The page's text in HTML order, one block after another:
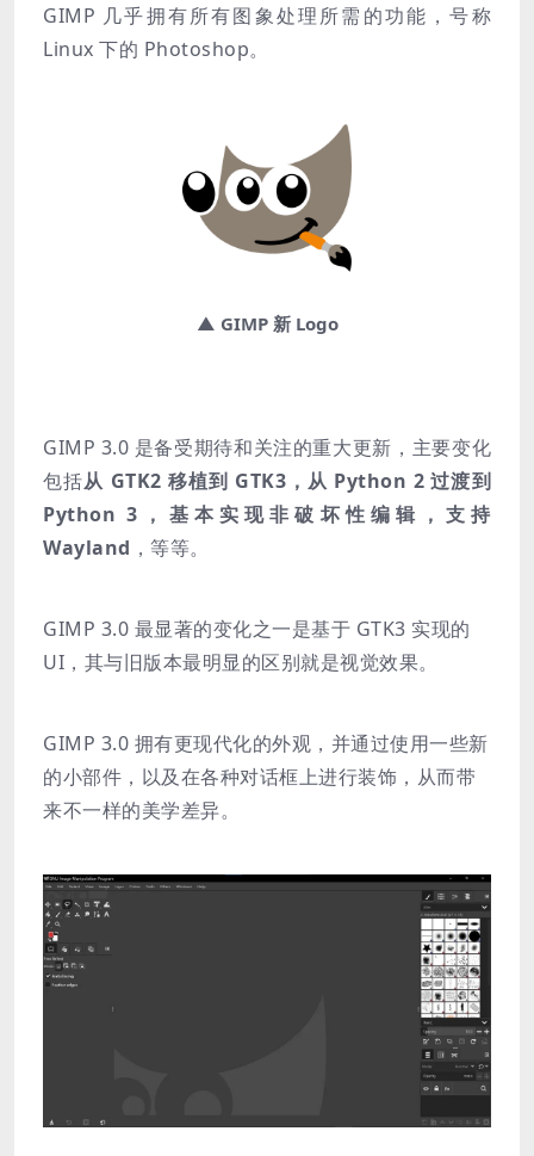
GIMP 几乎拥有所有图象处理所需的功能，号称
Linux 下的 Photoshop。
▲ GIMP 新 Logo
GIMP 3.0 是备受期待和关注的重大更新，主要变化
包括从 GTK2 移植到 GTK3，从 Python 2 过渡到
Python 3，基本实现非破坏性编辑，支持
Wayland ，等等。
GIMP 3.0 最显著的变化之一是基于 GTK3 实现的
UI，其与旧版本最明显的区别就是视觉效果。
GIMP 3.0 拥有更现代化的外观，并通过使用一些新
的小部件，以及在各种对话框上进行装饰，从而带
来不一样的美学差异。